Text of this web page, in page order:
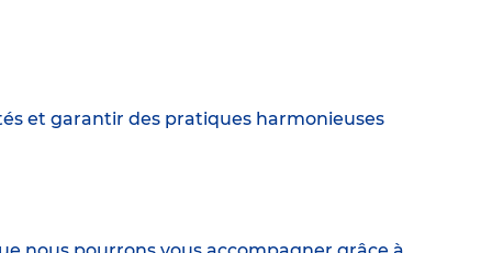
et garantir des pratiques harmonieuses